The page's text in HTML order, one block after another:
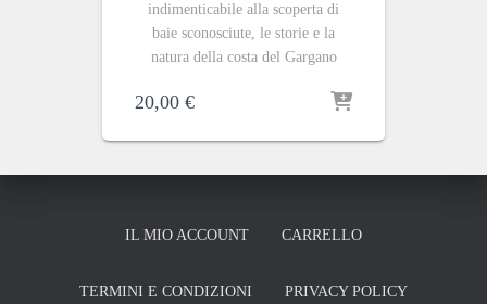
indimenticabile alla scoperta di
baie sconosciute, le storie e la
natura della costa del Gargano
20,00 €
IL MIO ACCOUNT CARRELLO
TERMINI E CONDIZIONI PRIVACY POLICY